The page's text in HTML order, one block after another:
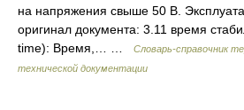
на напряжения свыше 50 В.
оригинал документа: 3.11 время
time): Время,… …
Словарь-справочник
технической документации